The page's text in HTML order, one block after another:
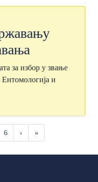
за избор у звање
и
6 › »